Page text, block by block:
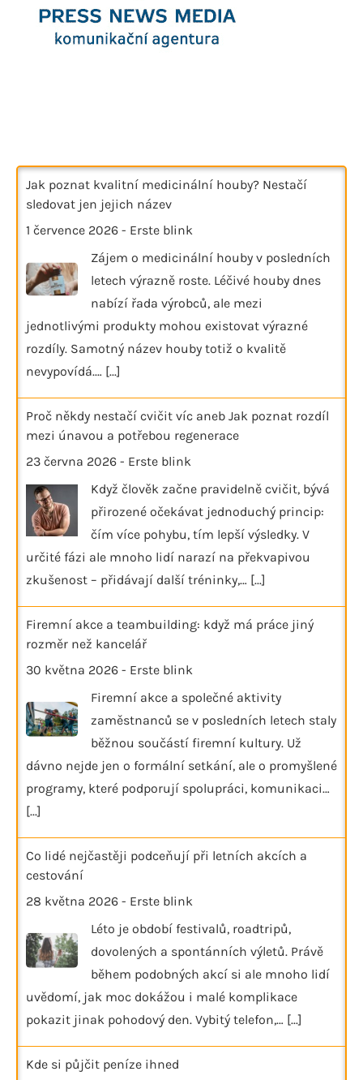
Jak poznat kvalitní medicinální houby? Nestačí
sledovat jen jejich název
1 července 2026 - Erste blink
Zájem o medicinální houby v posledních
letech výrazně roste. Léčivé houby dnes
nabízí řada výrobců, ale mezi
jednotlivými produkty mohou existovat výrazné
rozdíly. Samotný název houby totiž o kvalitě
nevypovídá.… [...]
Proč někdy nestačí cvičit víc aneb Jak poznat rozdíl
mezi únavou a potřebou regenerace
23 června 2026 - Erste blink
Když člověk začne pravidelně cvičit, bývá
přirozené očekávat jednoduchý princip:
čím více pohybu, tím lepší výsledky. V
určité fázi ale mnoho lidí narazí na překvapivou
zkušenost – přidávají další tréninky,… [...]
Firemní akce a teambuilding: když má práce jiný
rozměr než kancelář
30 května 2026 - Erste blink
Firemní akce a společné aktivity
zaměstnanců se v posledních letech staly
běžnou součástí firemní kultury. Už
dávno nejde jen o formální setkání, ale o promyšlené
programy, které podporují spolupráci, komunikaci…
[...]
Co lidé nejčastěji podceňují při letních akcích a
cestování
28 května 2026 - Erste blink
Léto je období festivalů, roadtripů,
dovolených a spontánních výletů. Právě
během podobných akcí si ale mnoho lidí
uvědomí, jak moc dokážou i malé komplikace
pokazit jinak pohodový den. Vybitý telefon,… [...]
Kde si půjčit peníze ihned